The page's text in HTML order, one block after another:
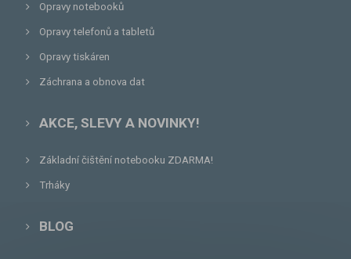
Opravy notebooků
Opravy telefonů a tabletů
Opravy tiskáren
Záchrana a obnova dat
AKCE, SLEVY A NOVINKY!
Základní čištění notebooku ZDARMA!
Trháky
BLOG